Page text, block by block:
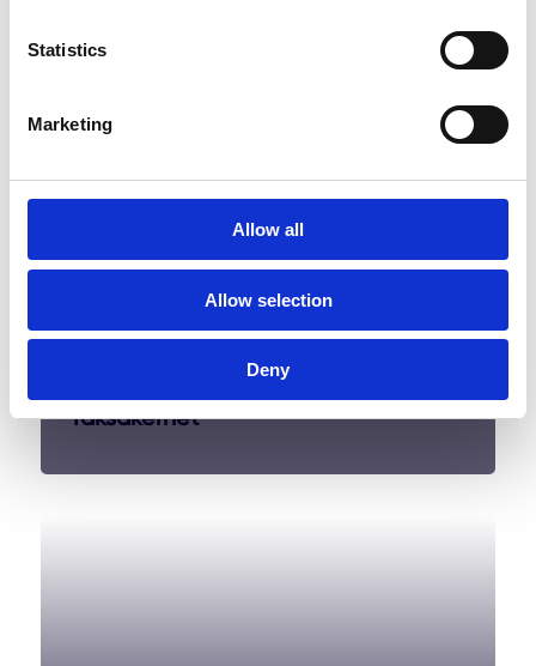
Statistics
Marketing
Allow all
Allow selection
Deny
Taksäkerhet